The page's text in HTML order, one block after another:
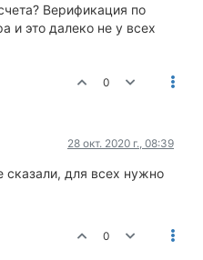
Верификация по
и это далеко не у всех
0
28 окт. 2020 г., 08:39
сказали, для всех нужно
0